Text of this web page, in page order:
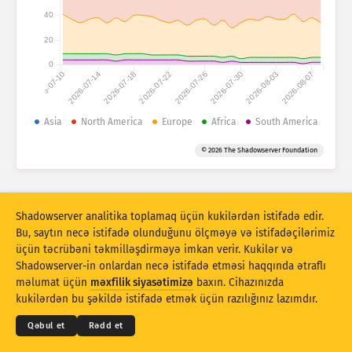
Yardım
Məlumat toplusu
Limit
Teq
Stacking Yığılıb Üst-üstə düşür
Yenilə Sıfırla
PNG kimi endirin
2026-07-102026-07-142026-07-182026-07-222026-07-262026-07-302026-08-032026-08-07
0
20
40
Asia North America Europe Africa South America
© 2026 The Shadowserver Foundation
© 2026THE SHADOWSERVER FOUNDATION
Məxfilik və Şərtlər
Bizimlə əlaqə saxlayın
Kreditlər
Shadowserver analitika toplamaq üçün kukilərdən istifadə edir.
Bu, saytın necə istifadə olunduğunu ölçməyə və istifadəçilərimiz
üçün təcrübəni təkmilləşdirməyə imkan verir. Kukilər və
Shadowserver-in onlardan necə istifadə etməsi haqqında ətraflı
məlumat üçün məxfilik siyasətimizə baxın. Cihazınızda
kukilərdən bu şəkildə istifadə etmək üçün razılığınız lazımdır.
Qəbul et Rədd et